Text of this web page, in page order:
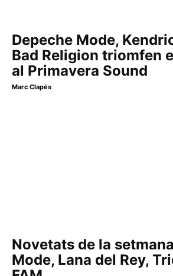
Depeche Mode,
Bad Religion triomfen
al Primavera Sound
Marc Clapés
Novetats de la
Mode, Lana del Rey,